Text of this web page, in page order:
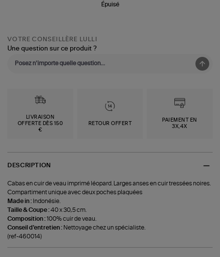
Épuisé
VOTRE CONSEILLÈRE LULLI
Une question sur ce produit ?
LIVRAISON
OFFERTE DÈS 150
€
RETOUR OFFERT
PAIEMENT EN
3X,4X
DESCRIPTION
Cabas en cuir de veau imprimé léopard. Larges anses en cuir tressées noires.
Compartiment unique avec deux poches plaquées
Made in : Indonésie.
Taille & Coupe :40 x 30,5 cm.
Composition :100% cuir de veau.
Conseil d'entretien : Nettoyage chez un spécialiste.
(ref-460014)